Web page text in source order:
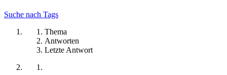
Suche nach Tags
Thema
Antworten
Letzte Antwort